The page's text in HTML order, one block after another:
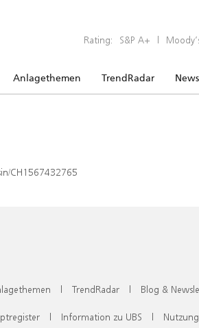
Rating: S&P A+ |
Anlagethemen TrendRadar
CH1567432765
| TrendRadar | Blog &
| Information zu UBS |